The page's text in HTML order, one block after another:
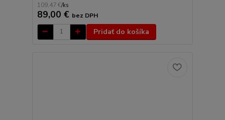
109,47 €/ks
89,00 € bez DPH
Pridať do košíka